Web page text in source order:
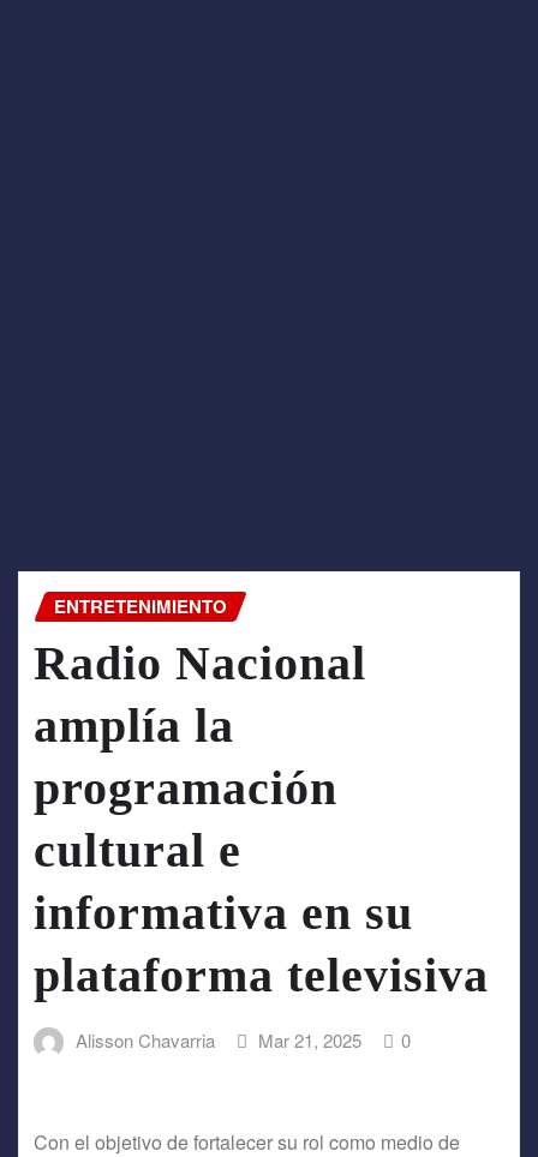
ENTRETENIMIENTO
Radio Nacional
amplía la
programación
cultural e
informativa en su
plataforma televisiva
Alisson Chavarria Mar 21, 2025 0
Con el objetivo de fortalecer su rol como medio de